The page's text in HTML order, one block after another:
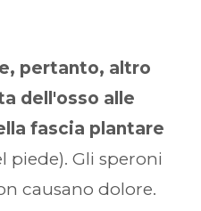
pertanto, altro
dell'osso alle
fascia plantare
piede). Gli speroni
causano dolore.